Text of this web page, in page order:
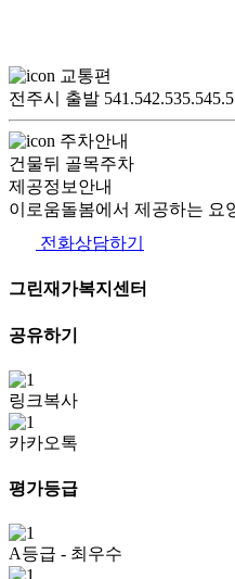
교통편
전주시 출발
주차안내
건물뒤 골목주차
제공정보안내
이로움돌봄에서 제공하는 요
전화상담하기
그린재가복지센터
공유하기
링크복사
카카오톡
평가등급
A등급 - 최우수